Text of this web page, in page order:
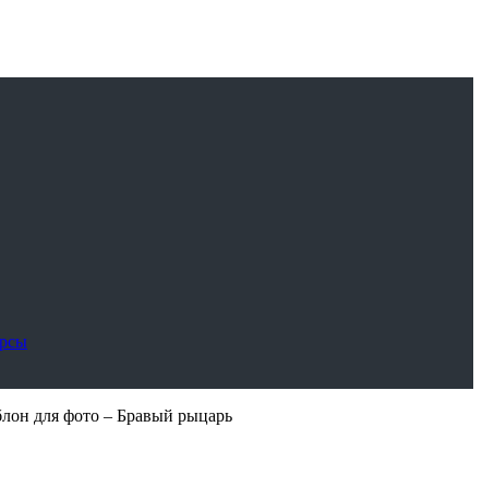
для фото – Бравый рыцарь